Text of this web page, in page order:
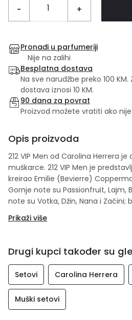
- +
Pronađi u parfumeriji
Nije na zalihi
Besplatna dostava
Na sve narudžbe preko 100 KM.
dostava iznosi 10 KM.
90 dana za povrat
Proizvod možete vratiti ako
Opis proizvoda
212 VIP Men od Carolina Herrera
muškarce. 212 VIP Men je
kreirao Emilie (Bevierre)
Gornje note su Passionfruit, Lajm,
note su Votka, Džin, Nana i Začini;
tuširanje
Prikaži više
Drugi kupci također su
Setovi Carolina Herrera
Muški setovi